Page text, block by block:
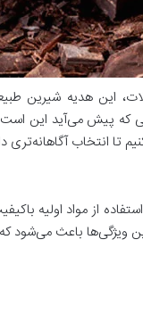
هدیه شیرین
که پیش می‌آید
تا انتخاب آگاهانه‌تری
از مواد اولیه
ویژگی‌ها باعث